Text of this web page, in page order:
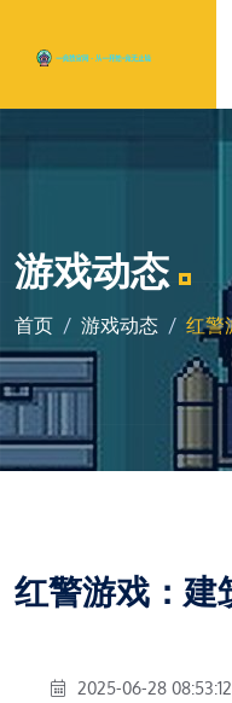
游戏动态
首页 游戏动态 红警
红警游戏：建
2025-06-28 08:53:12